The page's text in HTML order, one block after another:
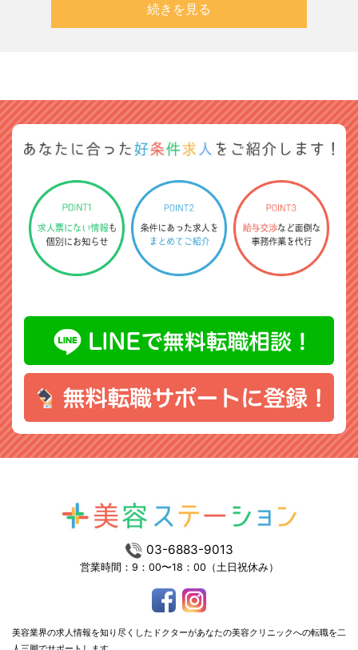
続きを見る
03-6883-9013
営業時間：9：00〜18：00（土日祝休み）
美容業界の求人情報を知り尽くしたドクターがあなたの美容クリニックへの転職を二